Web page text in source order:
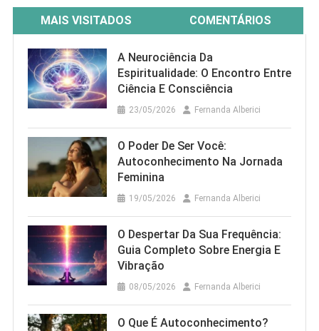
MAIS VISITADOS COMENTÁRIOS
A Neurociência Da
Espiritualidade: O Encontro Entre
Ciência E Consciência
23/05/2026 Fernanda Alberici
O Poder De Ser Você:
Autoconhecimento Na Jornada
Feminina
19/05/2026 Fernanda Alberici
O Despertar Da Sua Frequência:
Guia Completo Sobre Energia E
Vibração
08/05/2026 Fernanda Alberici
O Que É Autoconhecimento?